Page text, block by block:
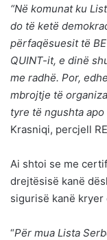
“Në komunat ku
do të ketë
përfaqësuesit të
QUINT-it, e dinë
me radhë. Por,
mbrojtje të
tyre të ngushta
Krasniqi, percjell
Ai shtoi se me
drejtësisë kanë
sigurisë kanë kryer
“Për mua Lista